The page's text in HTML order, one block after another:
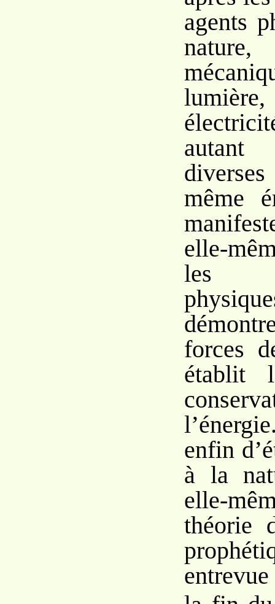
agents
autant
diverses
même
elle-
les
forces
enfin
à la
elle-
théorie